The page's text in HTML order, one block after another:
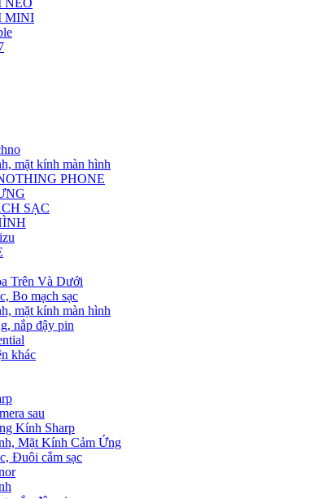
NEO
MINI
mặt kính màn hình
PHONE
SẠC
Trên Và Dưới
Bo mạch sạc
mặt kính màn hình
nắp đậy pin
khác
sau
Kính Sharp
Mặt Kính Cảm Ứng
Đuôi cắm sạc